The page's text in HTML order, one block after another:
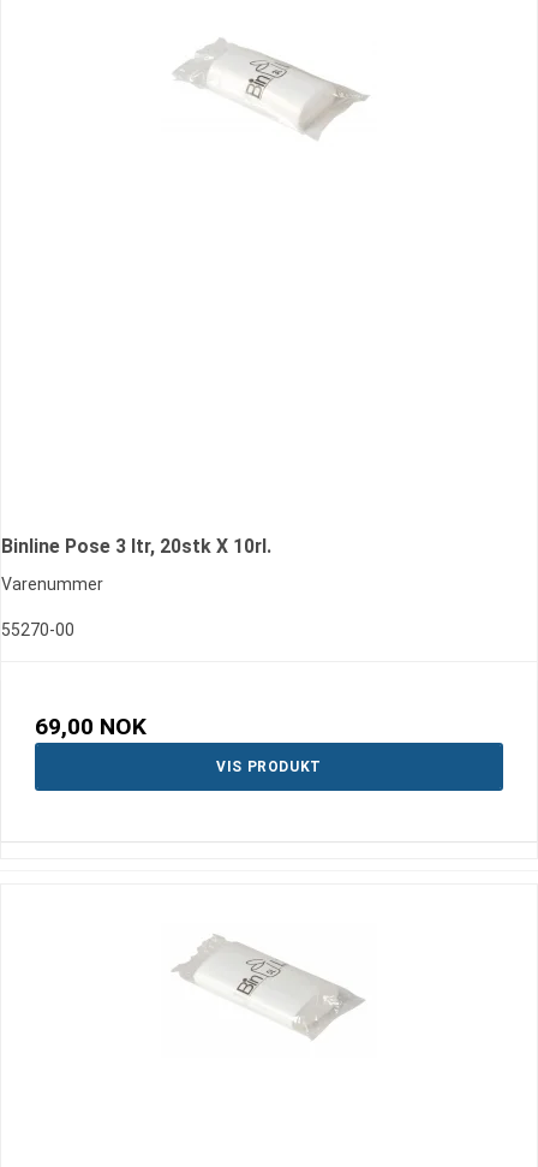
Binline Pose 3 ltr, 20stk X 10rl.
Varenummer
55270-00
69,00 NOK
VIS PRODUKT